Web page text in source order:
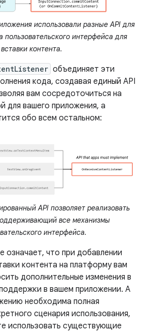
использовали разные API для
пользовательского интерфейса для
вставки контента.
объединяет эти
кода, создавая единый API
вам сосредоточиться на
для вашего приложения, а
обо всем остальном:
API позволяет реализовать
все механизмы
интерфейса.
означает, что при добавлении
контента на платформу вам
дополнительные изменения в
в вашем приложении. А
необходима полная
сценария использования,
использовать существующие